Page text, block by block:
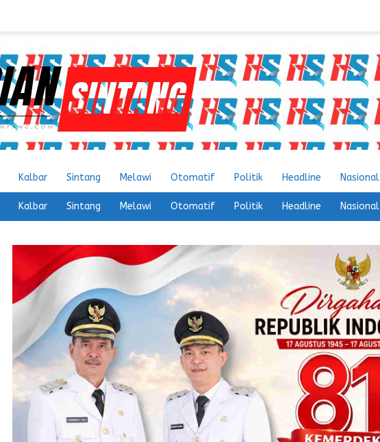
Kalbar Sintang Melawi Otomatif Politik Headline Nasional
Kalbar Sintang Melawi Otomatif Politik Headline Nasional